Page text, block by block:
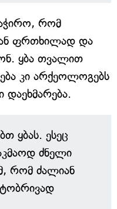
რომ
ფრთხილად და
ყბა თვალით
კი არქეოლოგებს
დაეხმარება.
ყბას. ესეც
ძნელი
რომ ძალიან